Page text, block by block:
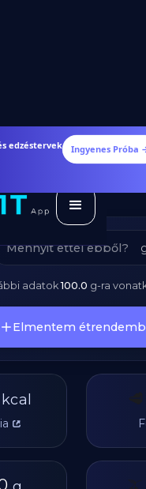
Ingyenes Próba →
-
és
adatok100.0 g-ra
Elmentem
kcal 🥩